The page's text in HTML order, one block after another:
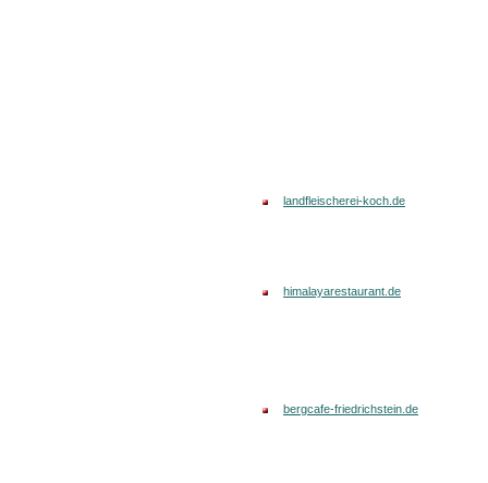
landfleischerei-koch.de
himalayarestaurant.de
bergcafe-friedrichstein.de